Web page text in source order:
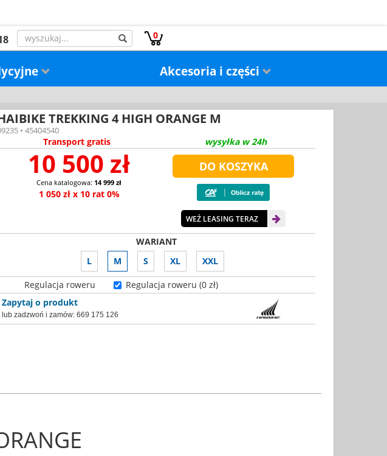
0
Akcesoria i części
TREKKING 4 HIGH ORANGE M
• 45404540
Transport gratis wysyłka w 24h
10 500 zł
Cena katalogowa: 14 999 zł
1 050 zł x 10 rat 0%
WEŹ LEASING TERAZ
WARIANT
L
M S XL XXL
Regulacja roweru
Regulacja roweru (0 zł)
Zapytaj o produkt
lub zadzwoń i zamów: 669 175 126